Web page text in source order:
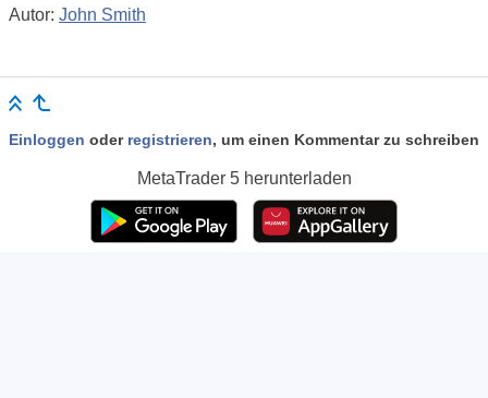
Autor: John Smith
Einloggen oder registrieren, um einen Kommentar zu schreiben
MetaTrader 5herunterladen